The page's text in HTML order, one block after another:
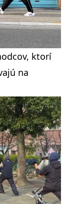
ktorí
na